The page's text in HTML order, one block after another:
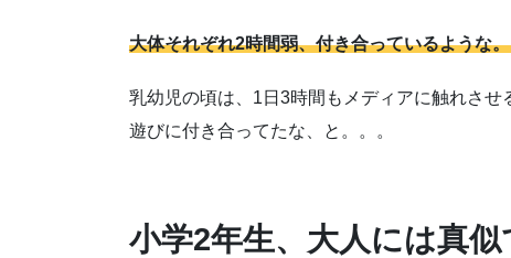
大体それぞれ2時間弱、付き合っているような
乳幼児の頃は、1日3時間もメディアに触れさ
遊びに付き合ってたな、と。。。
小学2年生、大人には真